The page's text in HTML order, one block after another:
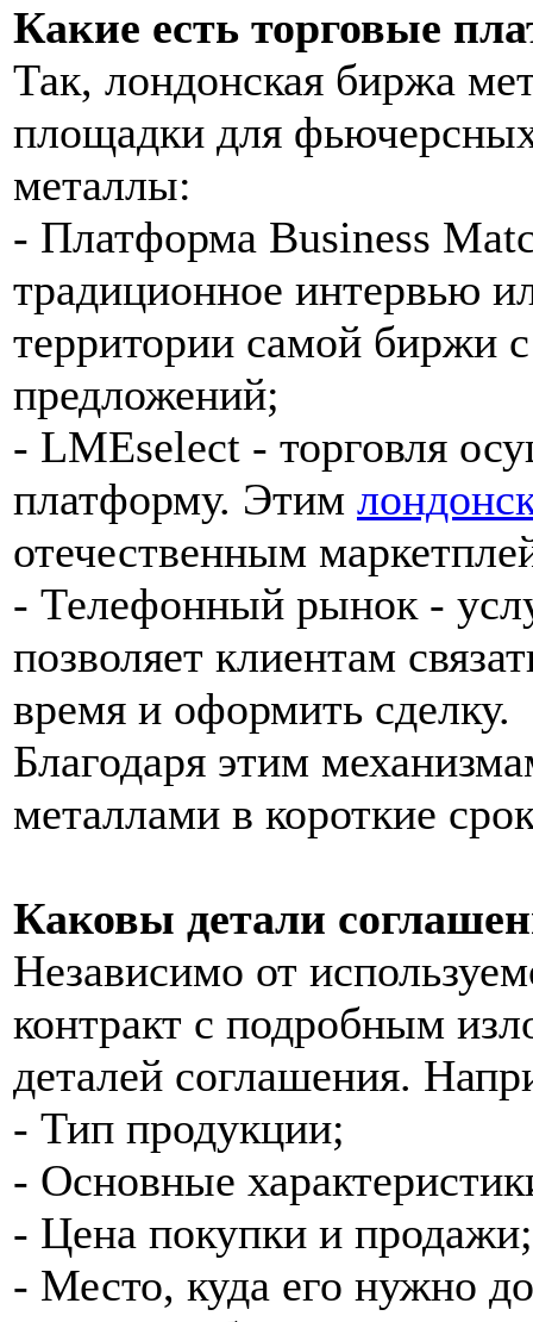
Какие есть торговые
Так, лондонская биржа
площадки для
металлы:
- Платформа Business
традиционное интервью
территории самой биржи
предложений;
- LMEselect - торговля
платформу. Этим
отечественным
- Телефонный рынок -
позволяет клиентам
время и оформить сделку.
Благодаря этим
металлами в короткие
Каковы детали
Независимо от
контракт с подробным
деталей соглашения.
- Тип продукции;
- Основные
- Цена покупки и продажи;
- Место, куда его нужно